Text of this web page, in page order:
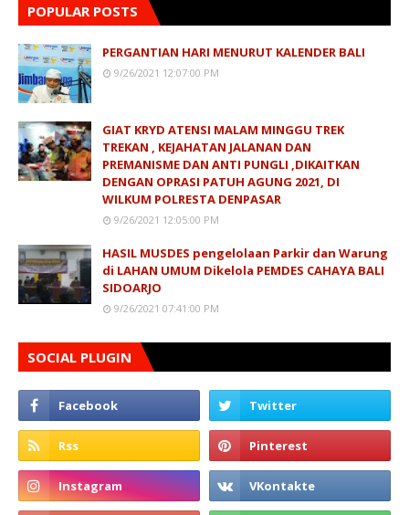
POPULAR POSTS
PERGANTIAN HARI MENURUT KALENDER BALI
9/26/2021 12:07:00 PM
GIAT KRYD ATENSI MALAM MINGGU TREK
TREKAN , KEJAHATAN JALANAN DAN
PREMANISME DAN ANTI PUNGLI ,DIKAITKAN
DENGAN OPRASI PATUH AGUNG 2021, DI
WILKUM POLRESTA DENPASAR
9/26/2021 12:05:00 PM
HASIL MUSDES pengelolaan Parkir dan Warung
di LAHAN UMUM Dikelola PEMDES CAHAYA BALI
SIDOARJO
9/26/2021 07:41:00 PM
SOCIAL PLUGIN